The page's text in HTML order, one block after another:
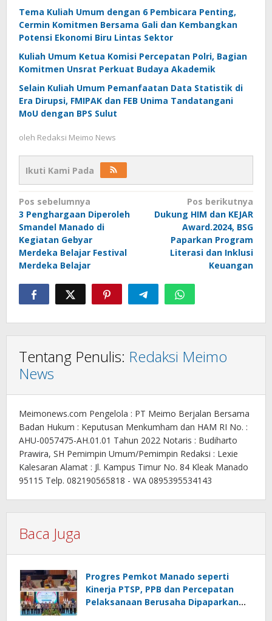
Tema Kuliah Umum dengan 6 Pembicara Penting,
Cermin Komitmen Bersama Gali dan Kembangkan
Potensi Ekonomi Biru Lintas Sektor
Kuliah Umum Ketua Komisi Percepatan Polri, Bagian
Komitmen Unsrat Perkuat Budaya Akademik
Selain Kuliah Umum Pemanfaatan Data Statistik di
Era Dirupsi, FMIPAK dan FEB Unima Tandatangani
MoU dengan BPS Sulut
oleh Redaksi Meimo News
Ikuti Kami Pada
Navigasi
pos
Pos sebelumnya
3 Penghargaan Diperoleh
Smandel Manado di
Kegiatan Gebyar
Merdeka Belajar Festival
Merdeka Belajar
Pos berikutnya
Dukung HIM dan KEJAR
Award.2024, BSG
Paparkan Program
Literasi dan Inklusi
Keuangan
Tentang Penulis: Redaksi Meimo
News
Meimonews.com Pengelola : PT Meimo Berjalan Bersama
Badan Hukum : Keputusan Menkumham dan HAM RI No. :
AHU-0057475-AH.01.01 Tahun 2022 Notaris : Budiharto
Prawira, SH Pemimpin Umum/Pemimpin Redaksi : Lexie
Kalesaran Alamat : Jl. Kampus Timur No. 84 Kleak Manado
95115 Telp. 082190565818 - WA 0895395534143
Baca Juga
Progres Pemkot Manado seperti
Kinerja PTSP, PPB dan Percepatan
Pelaksanaan Berusaha Dipaparkan